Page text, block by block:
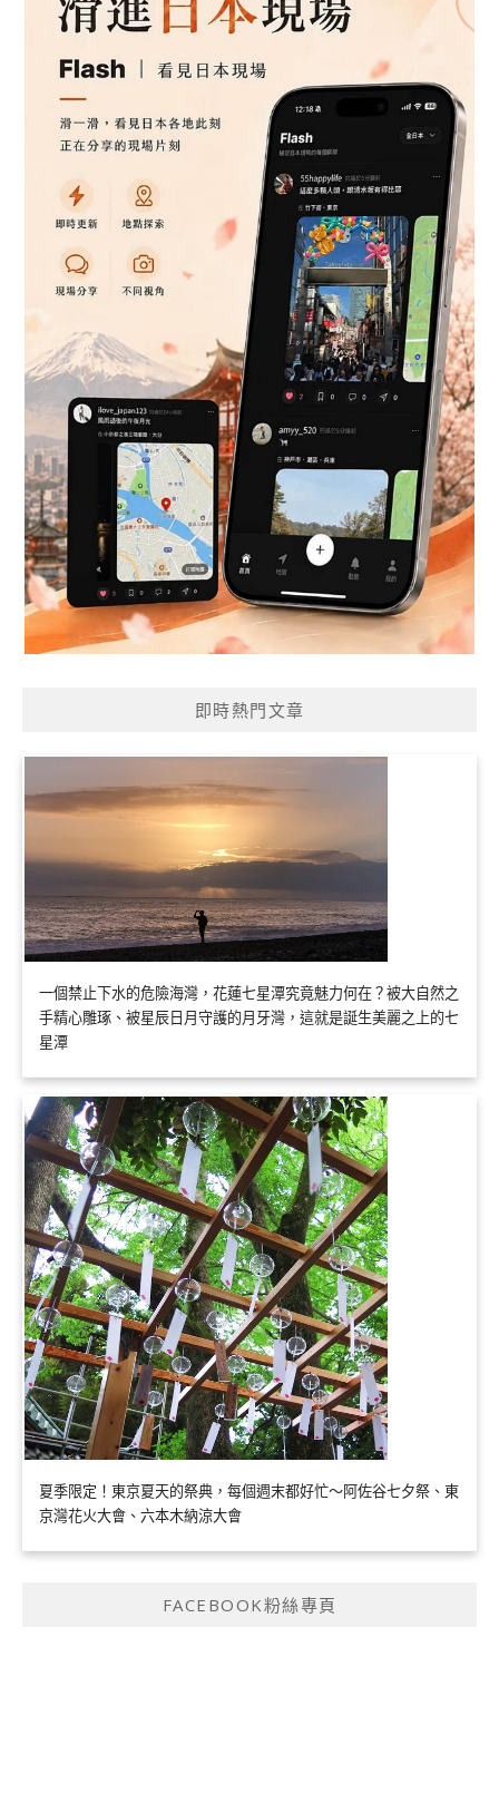
即時熱門文章
一個禁止下水的危險海灣，花蓮七星潭究竟魅力何在？被大自然之
手精心雕琢、被星辰日月守護的月牙灣，這就是誕生美麗之上的七
星潭
夏季限定！東京夏天的祭典，每個週末都好忙～阿佐谷七夕祭、東
京灣花火大會、六本木納涼大會
FACEBOOK粉絲專頁